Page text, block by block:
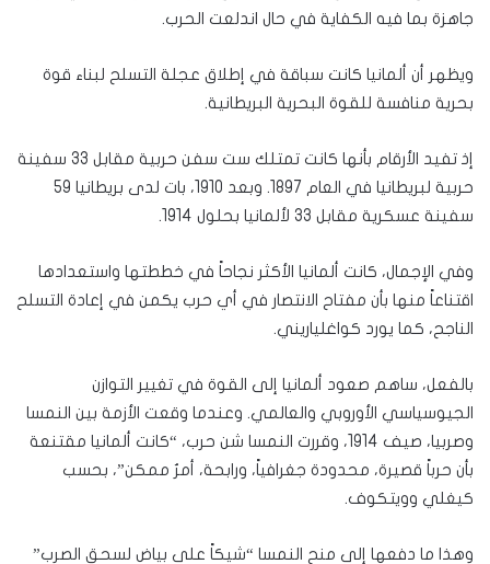
جاهزة بما فيه الكفاية في حال اندلعت الحرب.
ويظهر أن ألمانيا كانت سباقة في إطلاق عجلة التسلح لبناء قوة
بحرية منافسة للقوة البحرية البريطانية.
إذ تفيد الأرقام بأنها كانت تمتلك ست سفن حربية مقابل 33 سفينة
حربية لبريطانيا في العام 1897. وبعد 1910، بات لدى بريطانيا 59
سفينة عسكرية مقابل 33 لألمانيا بحلول 1914.
وفي الإجمال، كانت ألمانيا الأكثر نجاحاً في خططتها واستعدادها
اقتناعاً منها بأن مفتاح الانتصار في أي حرب يكمن في إعادة التسلح
الناجح، كما يورد كواغلياريني.
بالفعل، ساهم صعود ألمانيا إلى القوة في تغيير التوازن
الجيوسياسي الأوروبي والعالمي. وعندما وقعت الأزمة بين النمسا
وصربيا، صيف 1914، وقررت النمسا شن حرب، “كانت ألمانيا مقتنعة
بأن حرباً قصيرة، محدودة جغرافياً، ورابحة، أمرٌ ممكن”، بحسب
كيغلي وويتكوف.
وهذا ما دفعها إلى منح النمسا “شيكاً على بياض لسحق الصرب”